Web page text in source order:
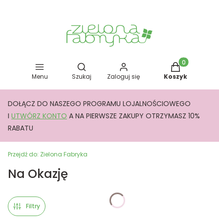
Menu
Otwórz wyszukiwarkę
Szukaj Zaloguj się
Produkty w
Koszyk
DOŁĄCZ DO NASZEGO PROGRAMU LOJALNOŚCIOWEGO
I UTWÓRZ KONTO A NA PIERWSZE ZAKUPY OTRZYMASZ 10%
RABATU
Przejdź do: Zielona Fabryka
Na Okazję
Filtry